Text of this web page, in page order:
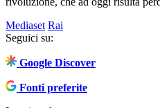
Mediaset Rai
Seguici su:
Google Discover
Fonti preferite